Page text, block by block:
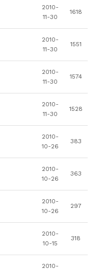
2010-
11-30
1618
2010-
11-30
1551
2010-
11-30
1574
2010-
11-30
1528
2010-
10-26
383
2010-
10-26
363
2010-
10-26
297
2010-
10-15
318
2010-